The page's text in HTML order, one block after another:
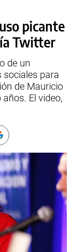
picante
Twitter
de un
sociales para
de Mauricio
El video,